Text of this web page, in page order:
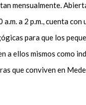
mensualmente.
a 2 p.m., cuenta con
para que los
a ellos mismos como
que conviven en